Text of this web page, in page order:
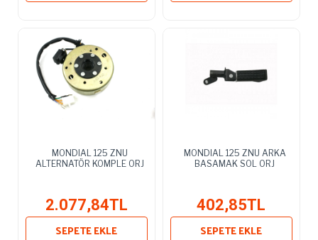
MONDIAL 125 ZNU
ALTERNATÖR KOMPLE ORJ
2.077,84TL
SEPETE EKLE
MONDIAL 125 ZNU ARKA
BASAMAK SOL ORJ
402,85TL
SEPETE EKLE